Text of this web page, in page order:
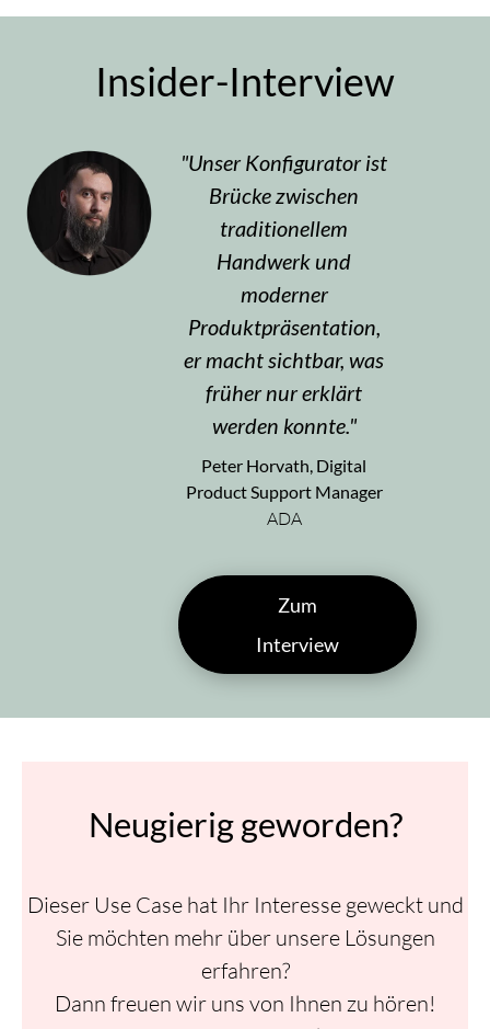
Insider-Interview
Unser Konfigurator ist
Brücke zwischen
traditionellem
Handwerk und
moderner
Produktpräsentation,
er macht sichtbar, was
früher nur erklärt
werden konnte.
Peter Horvath, Digital
Product Support Manager
ADA
Zum
Interview
Neugierig geworden?
Dieser Use Case hat Ihr Interesse geweckt und
Sie möchten mehr über unsere Lösungen
erfahren?
Dann freuen wir uns von Ihnen zu hören!